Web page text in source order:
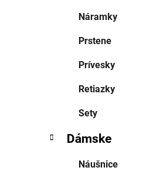
Náramky
Prstene
Prívesky
Retiazky
Sety
Dámske
Náušnice